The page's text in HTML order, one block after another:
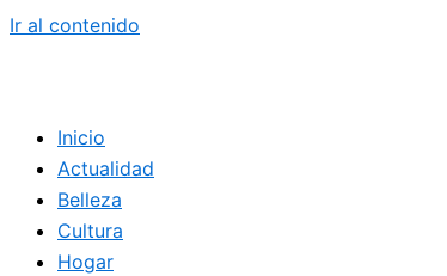
Ir al contenido
Inicio
Actualidad
Belleza
Cultura
Hogar